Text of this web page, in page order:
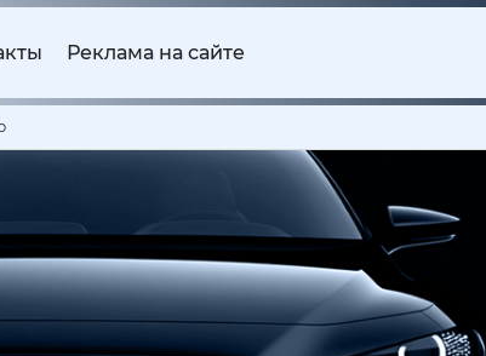
Реклама на сайте